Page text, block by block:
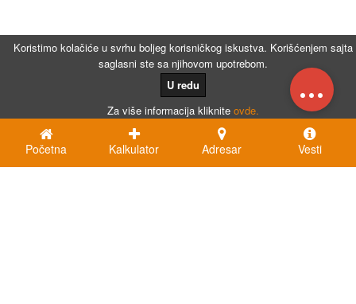
Koristimo kolačiće u svrhu boljeg korisničkog iskustva. Korišćenjem sajta
saglasni ste sa njihovom upotrebom.
U redu
Za više informacija kliknite ovde.
...
Početna Kalkulator Adresar Vesti